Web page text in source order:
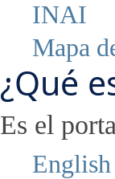
INAI
Mapa
¿Qué
Es el
English